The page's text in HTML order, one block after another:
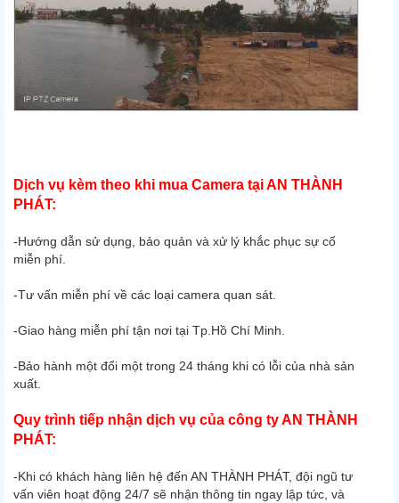
Dịch vụ kèm theo khi mua Camera tại AN THÀNH
PHÁT:
-Hướng dẫn sử dụng, bảo quản và xử lý khắc phục sự cố
miễn phí.
-Tư vấn miễn phí về các loại camera quan sát.
-Giao hàng miễn phí tận nơi tại Tp.Hồ Chí Minh.
-Bảo hành một đổi một trong 24 tháng khi có lỗi của nhà sản
xuất.
Quy trình tiếp nhận dịch vụ của công ty AN THÀNH
PHÁT:
-Khi có khách hàng liên hệ đến AN THÀNH PHÁT, đội ngũ tư
vấn viên hoạt động 24/7 sẽ nhận thông tin ngay lập tức, và